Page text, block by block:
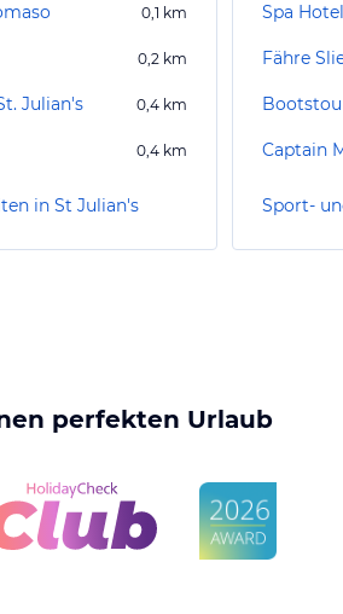
0,1 km
0,2 km
Julian's 0,4 km
0,4 km
in St Julian's
Spa
Fähre
Captain
perfekten Urlaub